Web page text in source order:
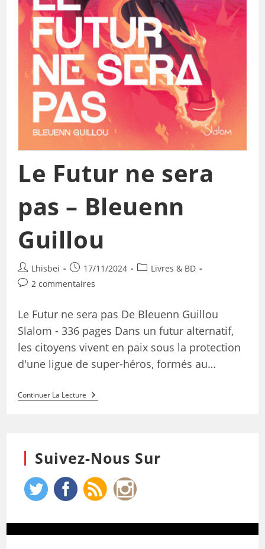
Le Futur ne sera
pas – Bleuenn
Guillou
Lhisbei 17/11/2024
Livres & BD
2 commentaires
Le Futur ne sera pas De Bleuenn Guillou
Slalom - 336 pages Dans un futur alternatif,
les citoyens vivent en paix sous la protection
d'une ligue de super-héros, formés au…
Continuer La Lecture
Suivez-Nous Sur